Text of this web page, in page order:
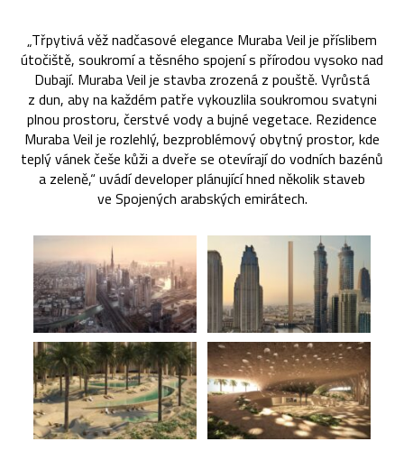
„Třpytivá věž nadčasové elegance Muraba Veil je příslibem
útočiště, soukromí a těsného spojení s přírodou vysoko nad
Dubají. Muraba Veil je stavba zrozená z pouště. Vyrůstá
z dun, aby na každém patře vykouzlila soukromou svatyni
plnou prostoru, čerstvé vody a bujné vegetace. Rezidence
Muraba Veil je rozlehlý, bezproblémový obytný prostor, kde
teplý vánek češe kůži a dveře se otevírají do vodních bazénů
a zeleně,“ uvádí developer plánující hned několik staveb
ve Spojených arabských emirátech.